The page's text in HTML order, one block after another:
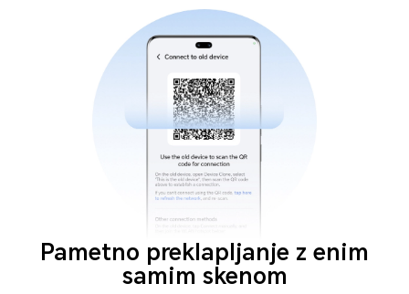
Pametno preklapljanje z enim
samim skenom